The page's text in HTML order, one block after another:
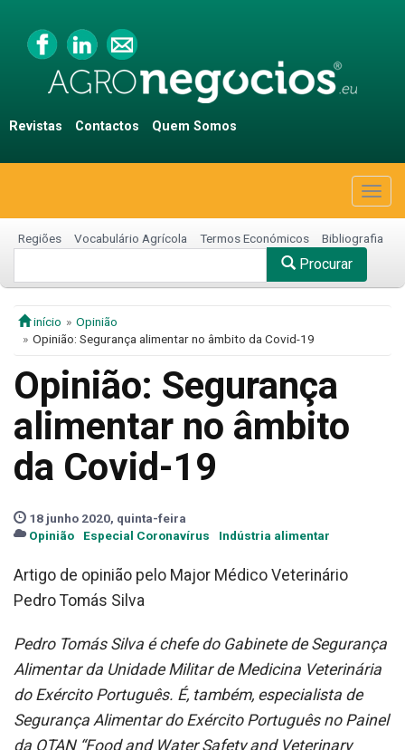
Revistas Contactos Quem Somos
Regiões Vocabulário Agrícola Termos Económicos Bibliografia
Procurar
início
Opinião
Opinião: Segurança alimentar no âmbito da Covid-19
Opinião: Segurança
alimentar no âmbito
da Covid-19
18 junho 2020, quinta-feira
Opinião
Especial Coronavírus Indústria alimentar
Artigo de opinião pelo Major Médico Veterinário
Pedro Tomás Silva
Pedro Tomás Silva é chefe do Gabinete de Segurança
Alimentar da Unidade Militar de Medicina Veterinária
do Exército Português. É, também, especialista de
Segurança Alimentar do Exército Português no Painel
da OTAN “Food and Water Safety and Veterinary